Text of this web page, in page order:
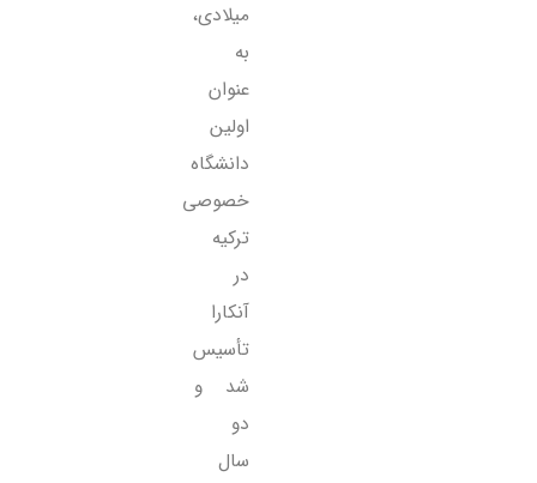
میلادی،
به
عنوان
اولین
دانشگاه
خصوصی
ترکیه
در
آنکارا
تأسیس
شد و
دو
سال